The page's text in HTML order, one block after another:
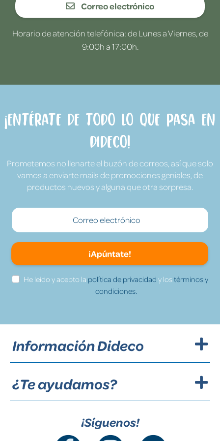
Correo electrónico
Horario de atención telefónica: de Lunes a Viernes, de
9:00h a 17:00h.
¡Entérate de todo lo que pasa en
Dideco!
Prometemos no llenarte el buzón de correos, así que solo
vamos a enviarte mails de promociones geniales, de
productos nuevos y alguna que otra sorpresa.
¡Apúntate!
He leído y acepto la política de privacidad y lostérminos y
condiciones.
Información Dideco
¿Te ayudamos?
¡Síguenos!